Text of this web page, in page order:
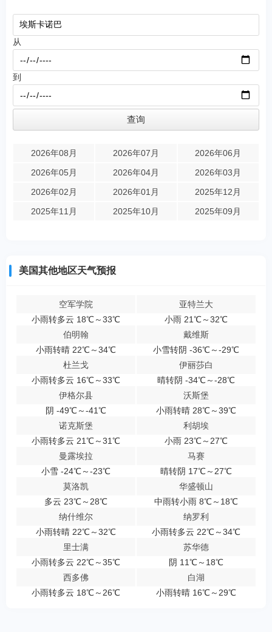
从
到
2026年08月 2026年07月
2026年06月
2026年05月
2026年04月
2026年03月
2026年02月
2026年01月
2025年12月
2025年11月
2025年10月 2025年09月
美国其他地区天气预报
空军学院
小雨转多云 18℃～33℃
亚特兰大
小雨 21℃～32℃
伯明翰
小雨转晴 22℃～34℃
戴维斯
小雪转阴 -36℃～-29℃
杜兰戈
小雨转多云 16℃～33℃
伊丽莎白
晴转阴 -34℃～-28℃
伊格尔县
阴 -49℃～-41℃
沃斯堡
小雨转晴 28℃～39℃
诺克斯堡
小雨转多云 21℃～31℃
利胡埃
小雨 23℃～27℃
曼露埃拉
小雪 -24℃～-23℃
马赛
晴转阴 17℃～27℃
莫洛凯
多云 23℃～28℃
华盛顿山
中雨转小雨 8℃～18℃
纳什维尔
小雨转晴 22℃～32℃
纳罗利
小雨转多云 22℃～34℃
里士满
小雨转多云 22℃～35℃
苏华德
阴 11℃～18℃
西多佛
小雨转多云 18℃～26℃
白湖
小雨转晴 16℃～29℃